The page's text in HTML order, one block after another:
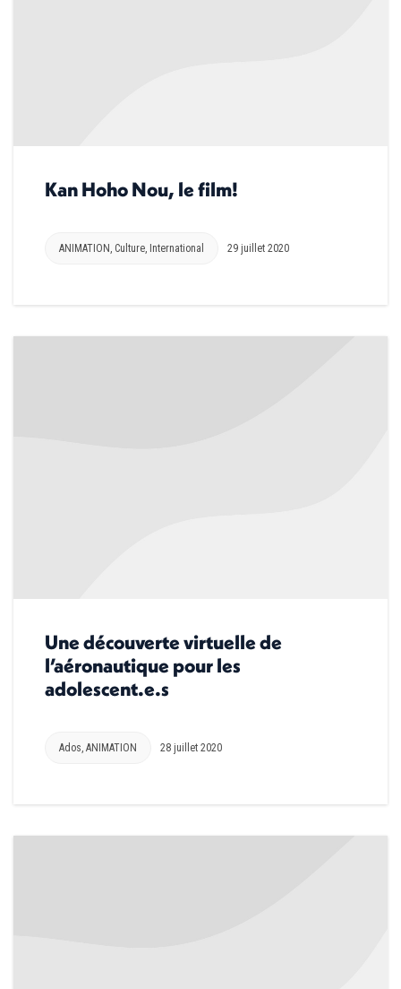
Kan Hoho Nou, le film!
ANIMATION , Culture, International 29 juillet 2020
Une découverte virtuelle de
l’aéronautique pour les
adolescent.e.s
Ados ANIMATION 28 juillet 2020